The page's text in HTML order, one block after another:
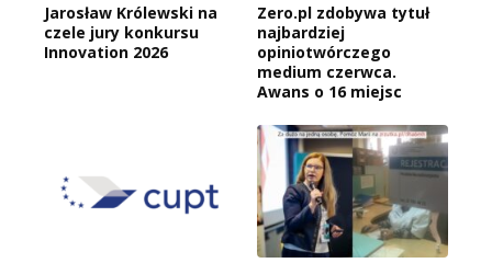
Jarosław Królewski na
czele jury konkursu
Innovation 2026
Zero.pl zdobywa tytuł
najbardziej
opiniotwórczego
medium czerwca.
Awans o 16 miejsc